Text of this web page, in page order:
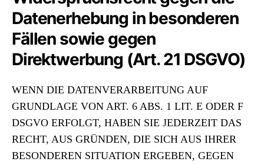
Datenerhebung in besonderen
Fällen sowie gegen
Direktwerbung (Art. 21 DSGVO)
WENN DIE DATENVERARBEITUNG AUF
GRUNDLAGE VON ART. 6 ABS. 1 LIT. E ODER F
DSGVO ERFOLGT, HABEN SIE JEDERZEIT DAS
RECHT, AUS GRÜNDEN, DIE SICH AUS IHRER
BESONDEREN SITUATION ERGEBEN, GEGEN